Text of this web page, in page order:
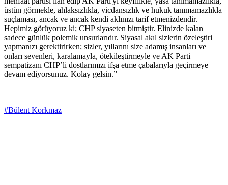
üstün görmekle, ahlaksızlıkla, vicdansızlık ve hukuk tanımamazlıkla
suçlaması, ancak ve ancak kendi aklınızı tarif etmenizdendir.
Hepimiz görüyoruz ki; CHP siyaseten bitmiştir. Elinizde kalan
sadece günlük polemik unsurlarıdır. Siyasal akıl sizlerin özeleştiri
yapmanızı gerektirirken; sizler, yıllarını size adamış insanları ve
onları sevenleri, karalamayla, ötekileştirmeyle ve AK Parti
sempatizanı CHP’li dostlarımızı ifşa etme çabalarıyla geçirmeye
devam ediyorsunuz. Kolay gelsin.”
#Bülent Korkmaz